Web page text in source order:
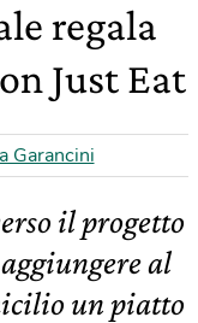
regala
Just Eat
Garancini
il progetto
al
un piatto